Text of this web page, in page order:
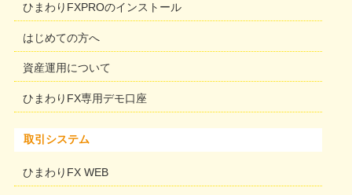
ひまわりFXPROのインストール
はじめての方へ
資産運用について
ひまわりFX専用デモ口座
取引システム
ひまわりFX WEB